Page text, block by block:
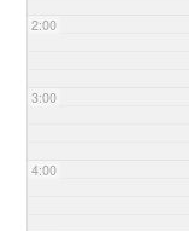
2:00
3:00
4:00